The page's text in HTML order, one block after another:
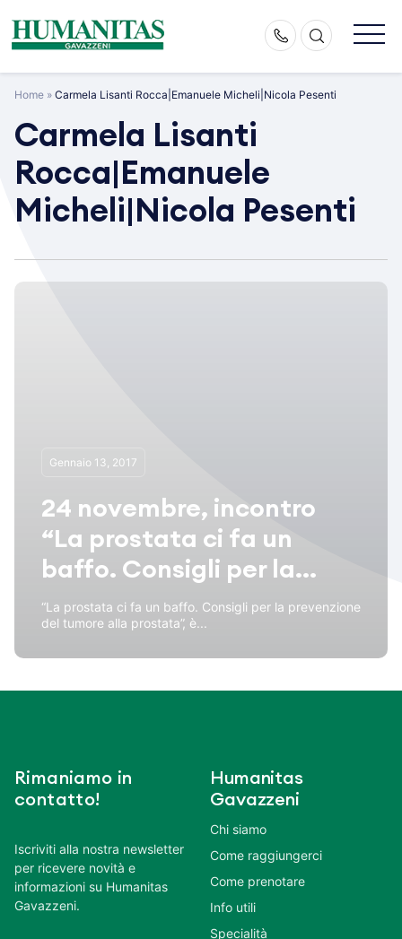
content
Home » Carmela Lisanti Rocca|Emanuele Micheli|Nicola Pesenti
Carmela Lisanti
Rocca|Emanuele
Micheli|Nicola Pesenti
Gennaio 13, 2017
24 novembre, incontro
“La prostata ci fa un
baffo. Consigli per la...
“La prostata ci fa un baffo. Consigli per la prevenzione
del tumore alla prostata”, è...
Rimaniamo in
contatto!
Iscriviti alla nostra newsletter
per ricevere novità e
informazioni su Humanitas
Gavazzeni.
Humanitas
Gavazzeni
Chi siamo
Come raggiungerci
Come prenotare
Info utili
Specialità